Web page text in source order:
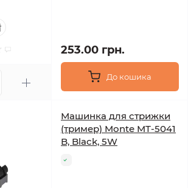
253.00 грн.
До кошика
Машинка для стрижки
(тример) Monte MT-5041
B, Black, 5W